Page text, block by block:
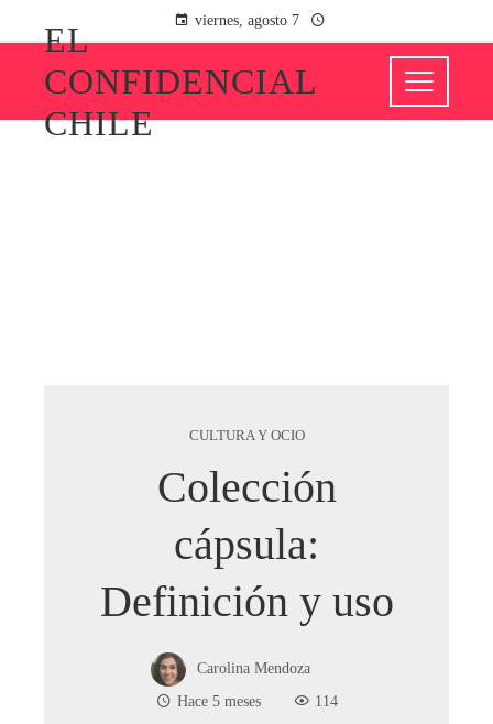
viernes, agosto 7
EL
CONFIDENCIAL
CHILE
CULTURA Y OCIO
Colección
cápsula:
Definición y uso
Carolina Mendoza
Hace 5 meses
114